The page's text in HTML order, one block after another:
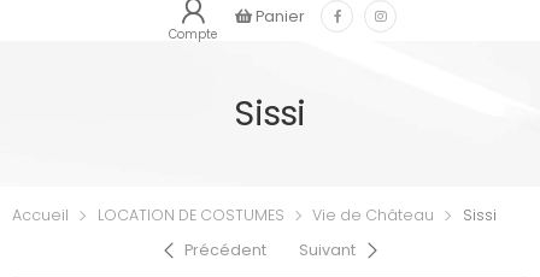
Compte
Panier
Sissi
Accueil LOCATION DE COSTUMES Vie de Château
Sissi
Précédent
Suivant